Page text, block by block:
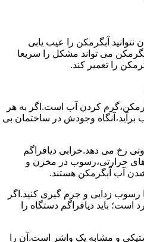
آبگرمکن را عیب یابی
می تواند مشکل را سریعا
را تعمیر کند.
کردن آب است.اگر به هر
برآید،آنگاه وجودش در ساختمان بی
رخ می دهد.خرابی دیافراگم
حرارتی،رسوب در مخزن و
آب آبگرمکن هستند.
رسوب زدایی و جرم گیری کنید.اگر
باید دیافراگم دستگاه را
و مشابه یک واشر است.آن را